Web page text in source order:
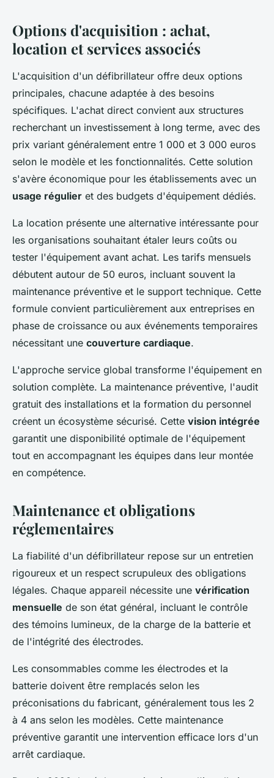
Options d'acquisition : achat,
location et services associés
L'acquisition d'un défibrillateur offre deux options
principales, chacune adaptée à des besoins
spécifiques. L'achat direct convient aux structures
recherchant un investissement à long terme, avec des
prix variant généralement entre 1 000 et 3 000 euros
selon le modèle et les fonctionnalités. Cette solution
s'avère économique pour les établissements avec un
usage régulier et des budgets d'équipement dédiés.
La location présente une alternative intéressante pour
les organisations souhaitant étaler leurs coûts ou
tester l'équipement avant achat. Les tarifs mensuels
débutent autour de 50 euros, incluant souvent la
maintenance préventive et le support technique. Cette
formule convient particulièrement aux entreprises en
phase de croissance ou aux événements temporaires
nécessitant une couverture cardiaque.
L'approche service global transforme l'équipement en
solution complète. La maintenance préventive, l'audit
gratuit des installations et la formation du personnel
créent un écosystème sécurisé. Cette vision intégrée
garantit une disponibilité optimale de l'équipement
tout en accompagnant les équipes dans leur montée
en compétence.
Maintenance et obligations
réglementaires
La fiabilité d'un défibrillateur repose sur un entretien
rigoureux et un respect scrupuleux des obligations
légales. Chaque appareil nécessite une vérification
mensuelle de son état général, incluant le contrôle
des témoins lumineux, de la charge de la batterie et
de l'intégrité des électrodes.
Les consommables comme les électrodes et la
batterie doivent être remplacés selon les
préconisations du fabricant, généralement tous les 2
à 4 ans selon les modèles. Cette maintenance
préventive garantit une intervention efficace lors d'un
arrêt cardiaque.